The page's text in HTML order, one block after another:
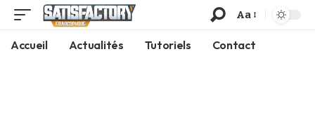
Aa
Accueil Actualités Tutoriels Contact